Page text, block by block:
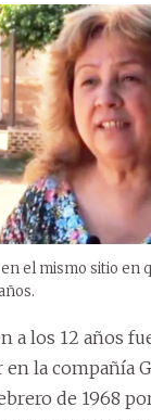
en el mismo sitio en
a los 12 años
la compañía
de 1968